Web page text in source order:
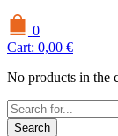
0
Cart: 0,00 €
No products in the
Search